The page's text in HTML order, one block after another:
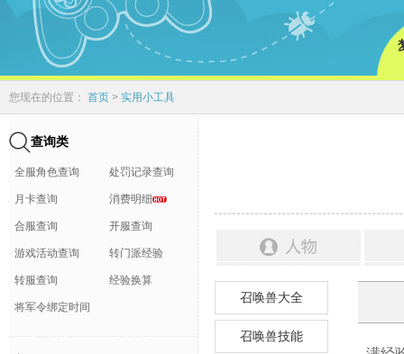
您现在的位置： 首页 > 实用小工具
查询类
全服角色查询 处罚记录查询
月卡查询 消费明细
合服查询 开服查询
游戏活动查询 转门派经验
转服查询 经验换算
将军令绑定时间
召唤兽大全
召唤兽技能